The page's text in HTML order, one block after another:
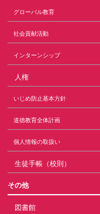
グローバル教育
社会貢献活動
インターンシップ
人権
いじめ防止基本方針
道徳教育全体計画
個人情報の取扱い
生徒手帳（校則）
その他
図書館